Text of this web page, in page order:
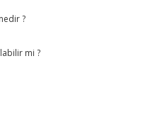
?
mi ?